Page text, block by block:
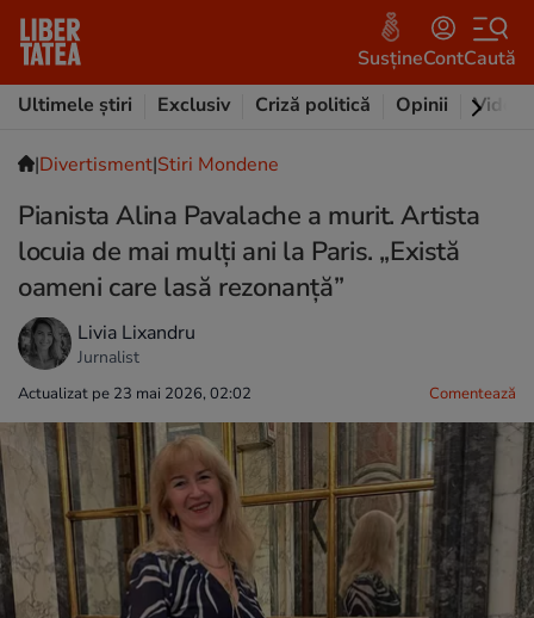
SusțineContCaută
Ultimele știri
Exclusiv Criză politică Opinii Video
|Divertisment|Stiri Mondene
Pianista Alina Pavalache a murit. Artista
locuia de mai mulți ani la Paris. „Există
oameni care lasă rezonanță”
Livia Lixandru
Jurnalist
Actualizat pe 23 mai 2026, 02:02 Comentează